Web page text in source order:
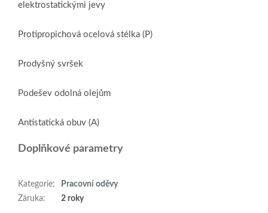
elektrostatickými jevy
Protipropichová ocelová stélka (P)
Prodyšný svršek
Podešev odolná olejům
Antistatická obuv (A)
Doplňkové parametry
Kategorie:
Pracovní oděvy
Záruka: 2 roky